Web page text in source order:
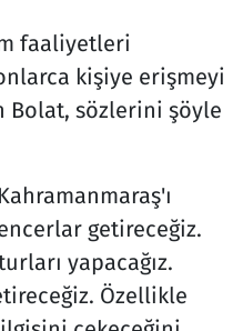
faaliyetleri
kişiye erişmeyi
sözlerini şöyle
getireceğiz.
yapacağız.
Özellikle